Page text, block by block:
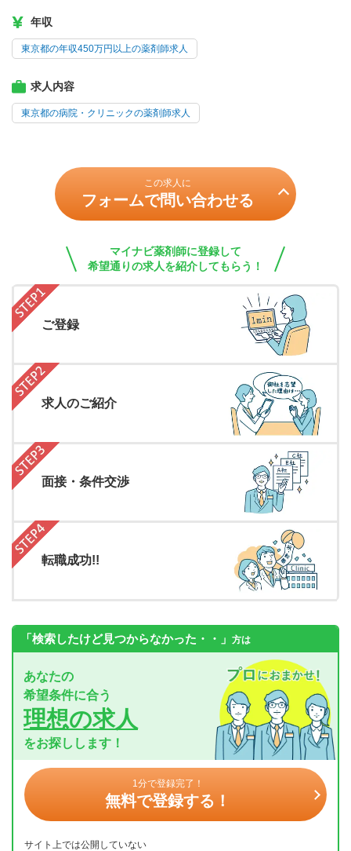
年収
東京都の年収450万円以上の薬剤師求人
求人内容
東京都の病院・クリニックの薬剤師求人
この求人に
フォームで問い合わせる
マイナビ薬剤師に登録して
希望通りの求人を紹介してもらう！
ご登録
求人のご紹介
面接・条件交渉
転職成功!!
「検索したけど見つからなかった・・」 方は
あなたの
希望条件に合う
理想の求人
をお探しします！
1分で登録完了！
無料で登録する！
サイト上では公開していない